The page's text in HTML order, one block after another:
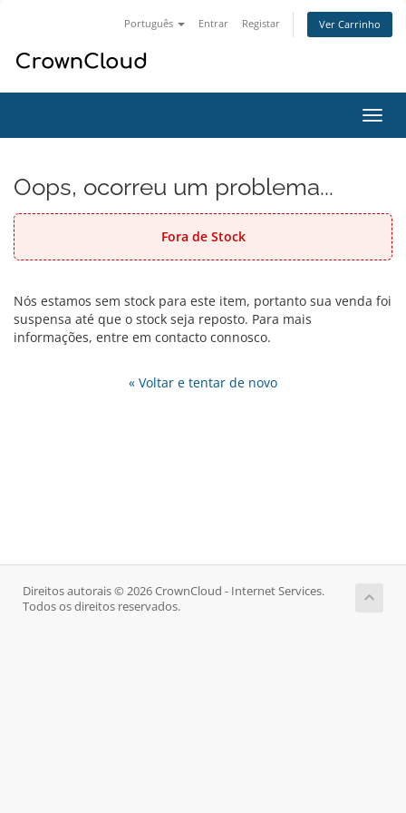
Português Entrar Registar Ver Carrinho
Oops, ocorreu um problema...
Fora de Stock
Nós estamos sem stock para este item, portanto sua venda foi
suspensa até que o stock seja reposto. Para mais
informações, entre em contacto connosco.
« Voltar e tentar de novo
Direitos autorais © 2026 CrownCloud - Internet Services.
Todos os direitos reservados.